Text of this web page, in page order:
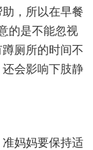
，所以在早餐
的是不能忽视
厕所的时间不
会影响下肢静
妈妈要保持适